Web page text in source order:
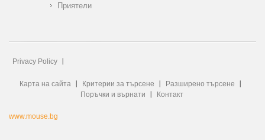
Приятели
Privacy Policy
Карта на сайта Критерии за търсене
Разширено търсене
Поръчки и върнати
Контакт
www.mouse.bg